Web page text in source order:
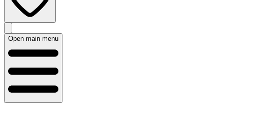
Open main menu